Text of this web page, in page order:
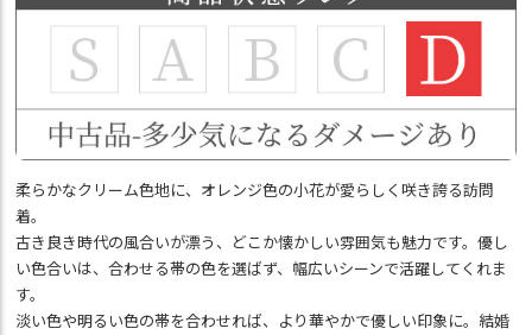
柔らかなクリーム色地に、オレンジ色の小花が愛らしく咲き誇る訪問
着。
古き良き時代の風合いが漂う、どこか懐かしい雰囲気も魅力です。優し
い色合いは、合わせる帯の色を選ばず、幅広いシーンで活躍してくれま
す。
淡い色や明るい色の帯を合わせれば、より華やかで優しい印象に。結婚